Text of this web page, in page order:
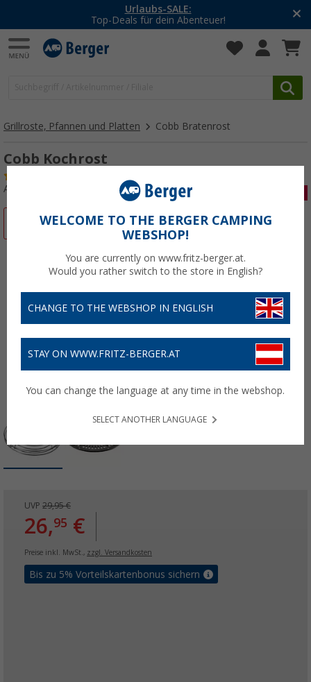
-20% auf Kleidung
Mit dem
Grillroste, Pfannen und Platten Cobb Bratenrost
Cobb Kochrost
Art.-Nr.: 456430
UVP 29,95 €
26,95 €
Preise inkl. MwSt., zzgl. Versandkosten
Bis zu 5% Vorteilskartenbonus sichern
WELCOME TO THE BERGER CAMPING
WEBSHOP!
You are currently on www.fritz-berger.at.
Would you rather switch to the store in English?
CHANGE TO THE WEBSHOP IN ENGLISH
STAY ON WWW.FRITZ-BERGER.AT
You can change the language at any time in the webshop.
SELECT ANOTHER LANGUAGE